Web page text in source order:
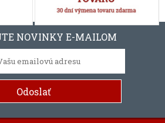
NOVINKY E-MAILOM